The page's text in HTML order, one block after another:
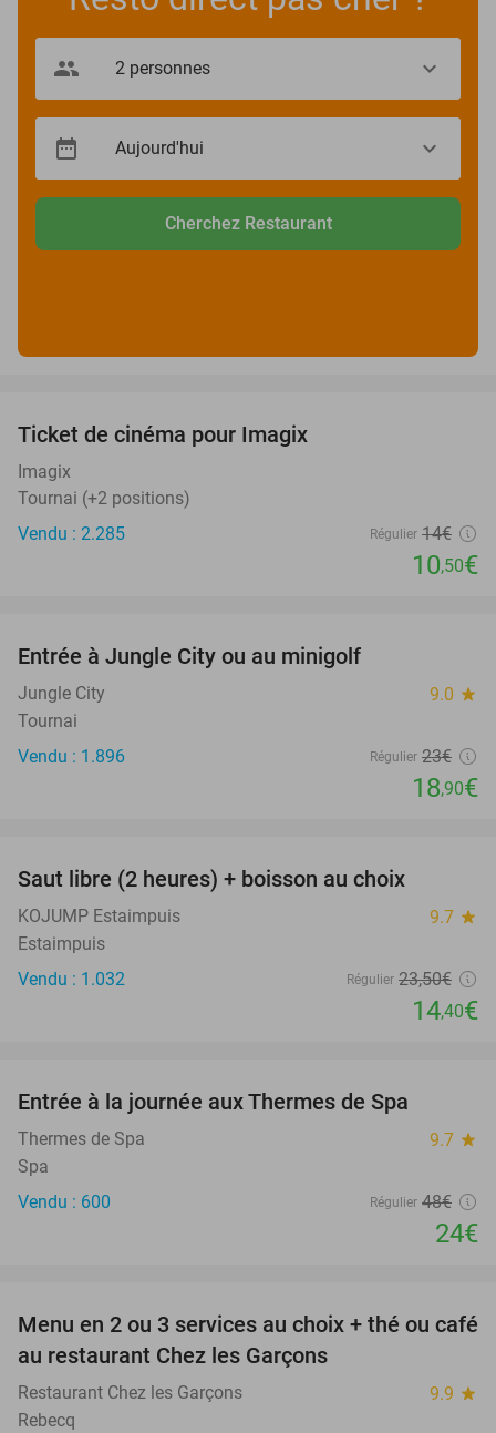
Cherchez Restaurant
Ticket de cinéma pour Imagix
Imagix
Tournai (+2 positions)
Vendu : 2.285
Régulier 14€
10,50€
Entrée à Jungle City ou au minigolf
Jungle City 9.0 star
Tournai
Vendu : 1.896
Régulier 23€
18,90€
Saut libre (2 heures) + boisson au choix
KOJUMP Estaimpuis 9.7 star
Estaimpuis
Vendu : 1.032
Régulier 23,50€
14,40€
Entrée à la journée aux Thermes de Spa
Thermes de Spa 9.7 star
Spa
Vendu : 600
Régulier 48€
24€
38%
Menu en 2 ou 3 services au choix + thé ou café
au restaurant Chez les Garçons
Restaurant Chez les Garçons 9.9 star
Rebecq